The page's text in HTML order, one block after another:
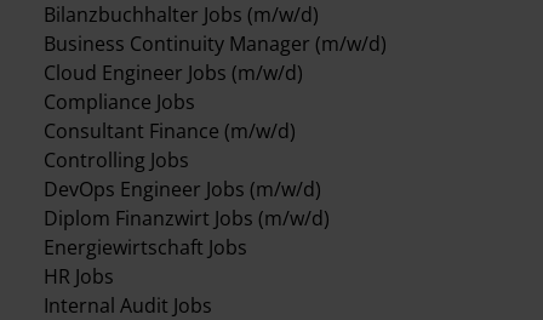
Bilanzbuchhalter Jobs (m/w/d)
Business Continuity Manager (m/w/d)
Cloud Engineer Jobs (m/w/d)
Compliance Jobs
Consultant Finance (m/w/d)
Controlling Jobs
DevOps Engineer Jobs (m/w/d)
Diplom Finanzwirt Jobs (m/w/d)
Energiewirtschaft Jobs
HR Jobs
Internal Audit Jobs